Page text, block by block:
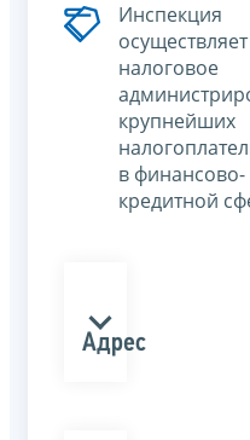
Инспекция
осуществляет
налоговое
крупнейших
в финансово-
кредитной
Адрес